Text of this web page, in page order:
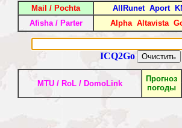
Mail / Pochta AllRunet Aport
Afisha/ Parter Alpha Altavista
ICQ2Go
MTU / RoL / DomoLink
Прогноз
погоды